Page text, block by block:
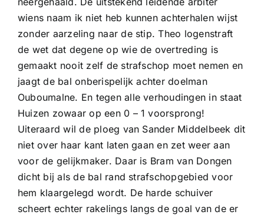
wiens naam ik niet heb kunnen achterhalen wijst
zonder aarzeling naar de stip. Theo logenstraft
de wet dat degene op wie de overtreding is
gemaakt nooit zelf de strafschop moet nemen en
jaagt de bal onberispelijk achter doelman
Ouboumalne. En tegen alle verhoudingen in staat
Huizen zowaar op een 0 – 1 voorsprong!
Uiteraard wil de ploeg van Sander Middelbeek dit
niet over haar kant laten gaan en zet weer aan
voor de gelijkmaker. Daar is Bram van Dongen
dicht bij als de bal rand strafschopgebied voor
hem klaargelegd wordt. De harde schuiver
scheert echter rakelings langs de goal van de er